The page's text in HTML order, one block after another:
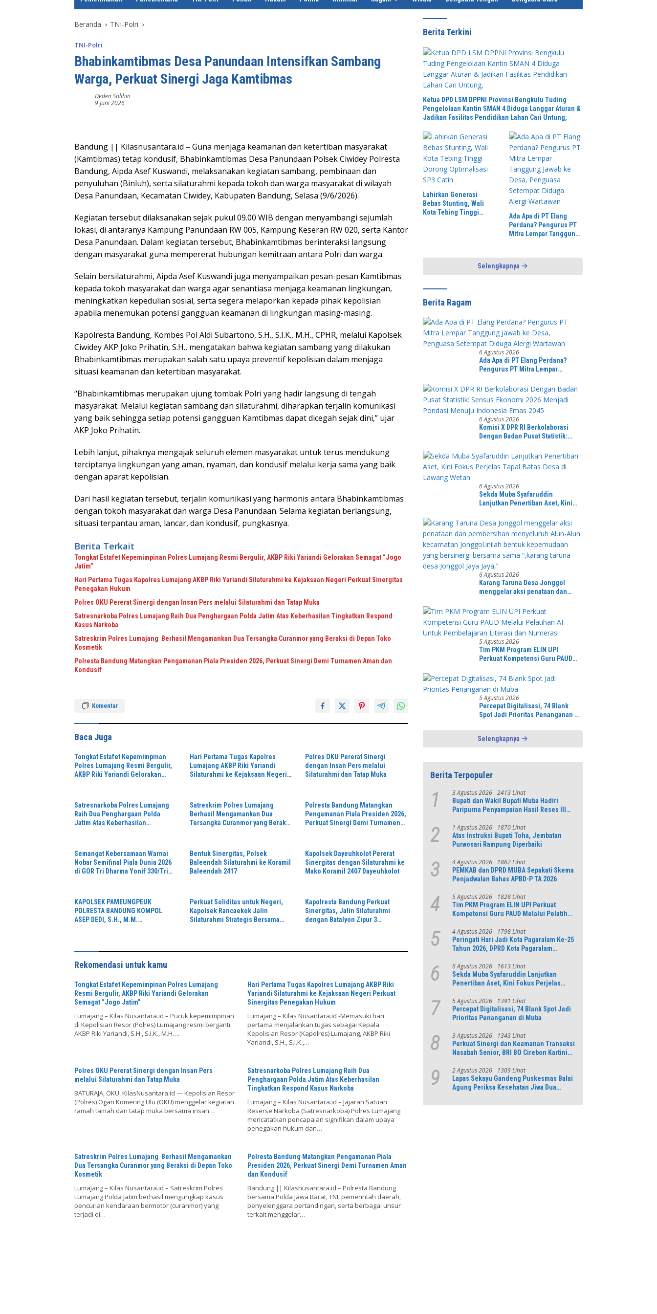
e
Beranda TNI-Polri
TNI-Polri
Bhabinkamtibmas Desa Panundaan Intensifkan Sambang
Warga, Perkuat Sinergi Jaga Kamtibmas
Deden Solihin
9 Juni 2026
Bandung || Kilasnusantara.id – Guna menjaga keamanan dan ketertiban masyarakat
(Kamtibmas) tetap kondusif, Bhabinkamtibmas Desa Panundaan Polsek Ciwidey Polresta
Bandung, Aipda Asef Kuswandi, melaksanakan kegiatan sambang, pembinaan dan
penyuluhan (Binluh), serta silaturahmi kepada tokoh dan warga masyarakat di wilayah
Desa Panundaan, Kecamatan Ciwidey, Kabupaten Bandung, Selasa (9/6/2026).
Kegiatan tersebut dilaksanakan sejak pukul 09.00 WIB dengan menyambangi sejumlah
lokasi, di antaranya Kampung Panundaan RW 005, Kampung Keseran RW 020, serta Kantor
Desa Panundaan. Dalam kegiatan tersebut, Bhabinkamtibmas berinteraksi langsung
dengan masyarakat guna mempererat hubungan kemitraan antara Polri dan warga.
Selain bersilaturahmi, Aipda Asef Kuswandi juga menyampaikan pesan-pesan Kamtibmas
kepada tokoh masyarakat dan warga agar senantiasa menjaga keamanan lingkungan,
meningkatkan kepedulian sosial, serta segera melaporkan kepada pihak kepolisian
apabila menemukan potensi gangguan keamanan di lingkungan masing-masing.
Kapolresta Bandung, Kombes Pol Aldi Subartono, S.H., S.I.K., M.H., CPHR, melalui Kapolsek
Ciwidey AKP Joko Prihatin, S.H., mengatakan bahwa kegiatan sambang yang dilakukan
Bhabinkamtibmas merupakan salah satu upaya preventif kepolisian dalam menjaga
situasi keamanan dan ketertiban masyarakat.
“Bhabinkamtibmas merupakan ujung tombak Polri yang hadir langsung di tengah
masyarakat. Melalui kegiatan sambang dan silaturahmi, diharapkan terjalin komunikasi
yang baik sehingga setiap potensi gangguan Kamtibmas dapat dicegah sejak dini,” ujar
AKP Joko Prihatin.
Lebih lanjut, pihaknya mengajak seluruh elemen masyarakat untuk terus mendukung
terciptanya lingkungan yang aman, nyaman, dan kondusif melalui kerja sama yang baik
dengan aparat kepolisian.
Dari hasil kegiatan tersebut, terjalin komunikasi yang harmonis antara Bhabinkamtibmas
dengan tokoh masyarakat dan warga Desa Panundaan. Selama kegiatan berlangsung,
situasi terpantau aman, lancar, dan kondusif, pungkasnya.
Berita Terkait
Tongkat Estafet Kepemimpinan Polres Lumajang Resmi Bergulir, AKBP Riki Yariandi Gelorakan Semagat “Jogo
Jatim”
Hari Pertama Tugas Kapolres Lumajang AKBP Riki Yariandi Silaturahmi ke Kejaksaan Negeri Perkuat Sinergitas
Penegakan Hukum
Polres OKU Pererat Sinergi dengan Insan Pers melalui Silaturahmi dan Tatap Muka
Satresnarkoba Polres Lumajang Raih Dua Penghargaan Polda Jatim Atas Keberhasilan Tingkatkan Respond
Kasus Narkoba
Satreskrim Polres Lumajang Berhasil Mengamankan Dua Tersangka Curanmor yang Beraksi di Depan Toko
Kosmetik
Polresta Bandung Matangkan Pengamanan Piala Presiden 2026, Perkuat Sinergi Demi Turnamen Aman dan
Kondusif
Komentar
Baca Juga
Tongkat Estafet Kepemimpinan
Polres Lumajang Resmi Bergulir,
AKBP Riki Yariandi Gelorakan
Hari Pertama Tugas Kapolres
Lumajang AKBP Riki Yariandi
Silaturahmi ke Kejaksaan Negeri
Polres OKU Pererat Sinergi
dengan Insan Pers melalui
Silaturahmi dan Tatap Muka
Satresnarkoba Polres Lumajang
Raih Dua Penghargaan Polda
Jatim Atas Keberhasilan
Satreskrim Polres Lumajang
Berhasil Mengamankan Dua
Tersangka Curanmor yang Beraksi
Polresta Bandung Matangkan
Pengamanan Piala Presiden 2026,
Perkuat Sinergi Demi Turnamen
Semangat Kebersamaan Warnai
Nobar Semifinal Piala Dunia 2026
di GOR Tri Dharma Yonif 330/Tri
Bentuk Sinergitas, Polsek
Baleendah Silaturahmi ke Koramil
Baleendah 2417
Kapolsek Dayeuhkolot Pererat
Sinergitas dengan Silaturahmi ke
Mako Koramil 2407 Dayeuhkolot
KAPOLSEK PAMEUNGPEUK
POLRESTA BANDUNG KOMPOL
ASEP DEDI, S.H., M.M.
Perkuat Soliditas untuk Negeri,
Kapolsek Rancaekek Jalin
Silaturahmi Strategis Bersama
Kapolresta Bandung Perkuat
Sinergitas, Jalin Silaturahmi
dengan Batalyon Zipur 3
Rekomendasi untuk kamu
Tongkat Estafet Kepemimpinan Polres Lumajang
Resmi Bergulir, AKBP Riki Yariandi Gelorakan
Semagat “Jogo Jatim”
Lumajang – Kilas Nusantara.id – Pucuk kepemimpinan
di Kepolisian Resor (Polres) Lumajang resmi berganti.
AKBP Riki Yariandi, S.H., S.I.K., M.H….
Hari Pertama Tugas Kapolres Lumajang AKBP Riki
Yariandi Silaturahmi ke Kejaksaan Negeri Perkuat
Sinergitas Penegakan Hukum
Lumajang – Kilas Nusantara.id -Memasuki hari
pertama menjalankan tugas sebagai Kepala
Kepolisian Resor (Kapolres) Lumajang, AKBP Riki
Yariandi, S.H., S.I.K.,…
Polres OKU Pererat Sinergi dengan Insan Pers
melalui Silaturahmi dan Tatap Muka
BATURAJA, OKU, KilasNusantara.id — Kepolisian Resor
(Polres) Ogan Komering Ulu (OKU) menggelar kegiatan
ramah tamah dan tatap muka bersama insan…
Satresnarkoba Polres Lumajang Raih Dua
Penghargaan Polda Jatim Atas Keberhasilan
Tingkatkan Respond Kasus Narkoba
Lumajang – Kilas Nusantara.id – Jajaran Satuan
Reserse Narkoba (Satresnarkoba) Polres Lumajang
mencatatkan pencapaian signifikan dalam upaya
penegakan hukum dan…
Satreskrim Polres Lumajang Berhasil Mengamankan
Dua Tersangka Curanmor yang Beraksi di Depan Toko
Kosmetik
Lumajang – Kilas Nusantara.id – Satreskrim Polres
Lumajang Polda Jatim berhasil mengungkap kasus
pencurian kendaraan bermotor (curanmor) yang
terjadi di…
Polresta Bandung Matangkan Pengamanan Piala
Presiden 2026, Perkuat Sinergi Demi Turnamen Aman
dan Kondusif
Bandung || Kilasnusantara.id – Polresta Bandung
bersama Polda Jawa Barat, TNI, pemerintah daerah,
penyelenggara pertandingan, serta berbagai unsur
terkait menggelar…
Berita Terkini
Ketua DPD LSM DPPNI Provinsi Bengkulu Tuding
Pengelolaan Kantin SMAN 4 Diduga Langgar Aturan &
Jadikan Fasilitas Pendidikan Lahan Cari Untung,
Lahirkan Generasi
Bebas Stunting, Wali
Kota Tebing Tinggi
Ada Apa di PT Elang
Perdana? Pengurus PT
Mitra Lempar Tanggung
Diduga Alergi Wartawan
Selengkapnya
Berita Ragam
6 Agustus 2026
Ada Apa di PT Elang Perdana?
Pengurus PT Mitra Lempar
Penguasa Setempat Diduga Alergi
Wartawan
6 Agustus 2026
Komisi X DPR RI Berkolaborasi
Dengan Badan Pusat Statistik:
Pondasi Menuju Indonesia Emas
2045
6 Agustus 2026
Sekda Muba Syafaruddin
Lanjutkan Penertiban Aset, Kini
Lawang Wetan
6 Agustus 2026
Karang Taruna Desa Jonggol
menggelar aksi penataan dan
Alun kecamatan Jonggol.inilah
bentuk kepemudaan yang
bersinergi bersama sama “,karang
taruna desa Jonggol Jaya Jaya,”
5 Agustus 2026
Tim PKM Program ELIN UPI
Perkuat Kompetensi Guru PAUD
Pembelajaran Literasi dan
Numerasi
5 Agustus 2026
Percepat Digitalisasi, 74 Blank
Spot Jadi Prioritas Penanganan di
Selengkapnya
Berita Terpopuler
1 3 Agustus 2026 2413 Lihat
Bupati dan Wakil Bupati Muba Hadiri
Paripurna Penyampaian Hasil Reses III
2 1 Agustus 2026 1870 Lihat
Atas Instruksi Bupati Toha, Jembatan
Purwosari Rampung Diperbaiki
3 4 Agustus 2026 1862 Lihat
PEMKAB dan DPRD MUBA Sepakati Skema
Penjadwalan Bahas APBD-P TA 2026
4 5 Agustus 2026 1828 Lihat
Tim PKM Program ELIN UPI Perkuat
Kompetensi Guru PAUD Melalui Pelatihan
Numerasi
5 4 Agustus 2026 1798 Lihat
Peringati Hari Jadi Kota Pagaralam Ke-25
Tahun 2026, DPRD Kota Pagaralam
6 6 Agustus 2026 1613 Lihat
Sekda Muba Syafaruddin Lanjutkan
Penertiban Aset, Kini Fokus Perjelas
7 5 Agustus 2026 1391 Lihat
Percepat Digitalisasi, 74 Blank Spot Jadi
Prioritas Penanganan di Muba
8 3 Agustus 2026 1343 Lihat
Perkuat Sinergi dan Keamanan Transaksi
Nasabah Senior, BRI BO Cirebon Kartini
9 2 Agustus 2026 1309 Lihat
Lapas Sekayu Gandeng Puskesmas Balai
Agung Periksa Kesehatan Jiwa Dua